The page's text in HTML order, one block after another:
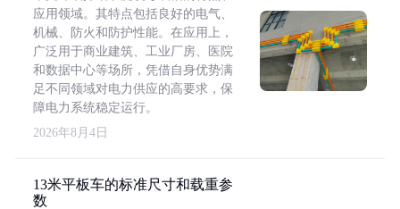
应用领域。其特点包括良好的电气、
机械、防火和防护性能。在应用上，
广泛用于商业建筑、工业厂房、医院
和数据中心等场所，凭借自身优势满
足不同领域对电力供应的高要求，保
障电力系统稳定运行。
2026年8月4日
13米平板车的标准尺寸和载重参
数